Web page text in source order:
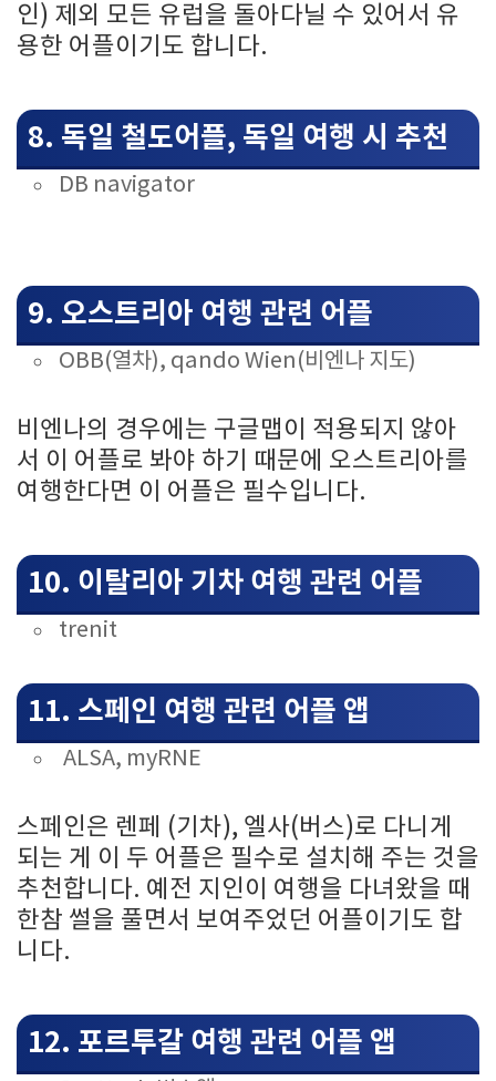
인) 제외 모든 유럽을 돌아다닐 수 있어서 유
용한 어플이기도 합니다.
8. 독일 철도어플, 독일 여행 시 추천
DB navigator
9. 오스트리아 여행 관련 어플
OBB(열차), qando Wien(비엔나 지도)
비엔나의 경우에는 구글맵이 적용되지 않아
서 이 어플로 봐야 하기 때문에 오스트리아를
여행한다면 이 어플은 필수입니다.
10. 이탈리아 기차 여행 관련 어플
trenit
11. 스페인 여행 관련 어플 앱
ALSA, myRNE
스페인은 렌페 (기차), 엘사(버스)로 다니게
되는 게 이 두 어플은 필수로 설치해 주는 것을
추천합니다. 예전 지인이 여행을 다녀왔을 때
한참 썰을 풀면서 보여주었던 어플이기도 합
니다.
12. 포르투갈 여행 관련 어플 앱